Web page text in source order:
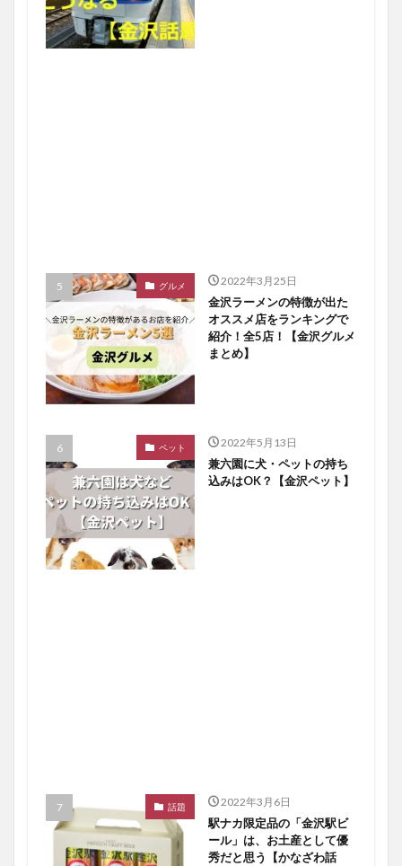
グルメ 2022年3月25日
金沢ラーメンの特徴が出た
オススメ店をランキングで
紹介！全5店！【金沢グルメ
まとめ】
ペット 2022年5月13日
兼六園に犬・ペットの持ち
込みはOK？【金沢ペット】
話題 2022年3月6日
駅ナカ限定品の「金沢駅ビ
ール」は、お土産として優
秀だと思う【かなざわ話